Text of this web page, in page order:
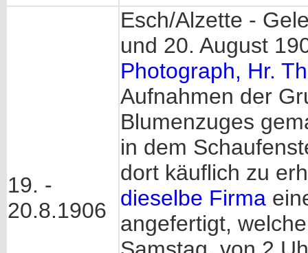
19. -
20.8.1906
Esch/Alzette -
und 20. August
Photograph, Hr.
Aufnahmen der
Blumenzuges
in dem
dort käuflich zu
dieselbe Firma
angefertigt,